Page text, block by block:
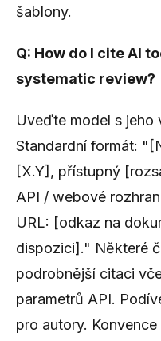
šablony.
Q: How do I cite AI
systematic review?
Uveďte model s jeho
Standardní formát:
[X.Y], přístupný
API / webové
URL: [odkaz na
dispozici]." Některé
podrobnější citaci
parametrů API.
pro autory.